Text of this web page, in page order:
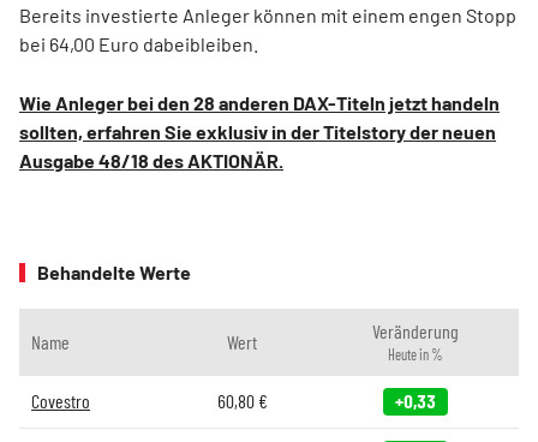
Bereits investierte Anleger können mit einem engen Stopp
bei 64,00 Euro dabeibleiben.
Wie Anleger bei den 28 anderen DAX-Titeln jetzt handeln
sollten, erfahren Sie exklusiv in der Titelstory der neuen
Ausgabe 48/18 des AKTIONÄR.
Behandelte Werte
Name Wert Veränderung
Heute in %
Covestro 60,80€ +0,33